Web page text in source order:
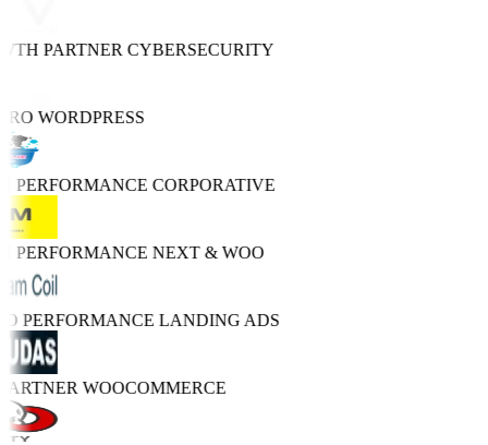
PARTNERCYBERSECURITY
WORDPRESS
PERFORMANCECORPORATIVE
PERFORMANCENEXT & WOO
PERFORMANCELANDING ADS
WOOCOMMERCE